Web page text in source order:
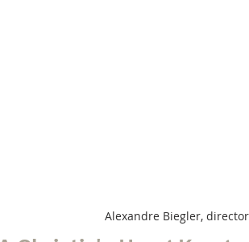
Alexandre Biegler,